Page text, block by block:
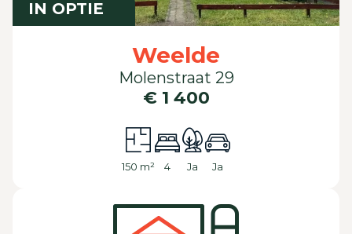
IN OPTIE
€ 1 400
Weelde
Molenstraat 29
150 m² 4 Ja Ja